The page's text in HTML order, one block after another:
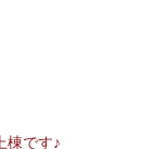
棟です♪